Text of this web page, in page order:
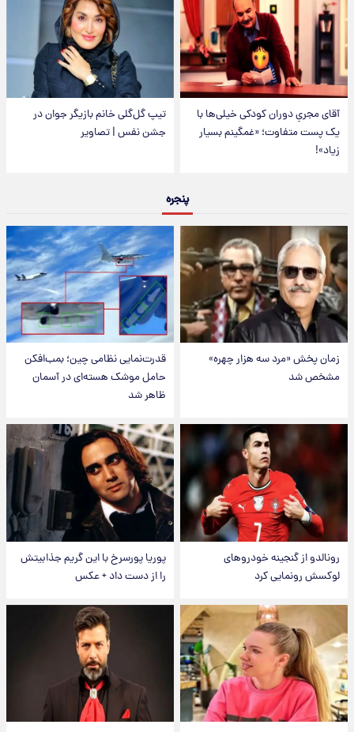
آقای مجریِ دوران کودکی خیلی‌ها با
یک پست متفاوت؛ «غمگینم بسیار
زیاد»!
تیپ گل‌گلی خانم بازیگر جوان در
جشن نفس | تصاویر
پنجره
زمان پخش «مرد سه هزار چهره»
مشخص شد
قدرت‌نمایی نظامی چین؛ بمب‌افکن
حامل موشک هسته‌ای در آسمان
ظاهر شد
رونالدو از گنجینه خودروهای
لوکسش رونمایی کرد
پوریا پورسرخ با این گریم جذابیتش
را از دست داد + عکس